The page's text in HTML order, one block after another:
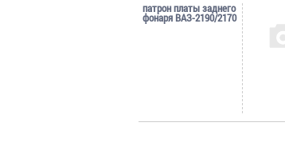
патрон платы заднего
фонаря ВАЗ-2190/2170